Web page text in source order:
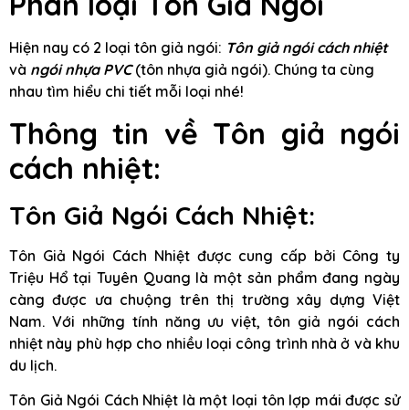
Hiện nay có 2 loại tôn giả ngói: Tôn giả ngói cách nhiệt
và ngói nhựa PVC(tôn nhựa giả ngói). Chúng ta cùng
nhau tìm hiểu chi tiết mỗi loại nhé!
Thông tin về Tôn giả ngói
cách nhiệt:
Tôn Giả Ngói Cách Nhiệt:
Tôn Giả Ngói Cách Nhiệt được cung cấp bởi Công ty
Triệu Hổ tại Tuyên Quang là một sản phẩm đang ngày
càng được ưa chuộng trên thị trường xây dựng Việt
Nam. Với những tính năng ưu việt, tôn giả ngói cách
nhiệt này phù hợp cho nhiều loại công trình nhà ở và khu
du lịch.
Tôn Giả Ngói Cách Nhiệt là một loại tôn lợp mái được sử